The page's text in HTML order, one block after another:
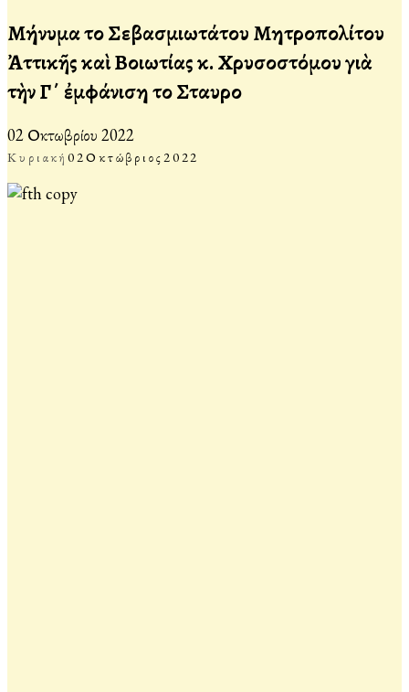
Μήνυμα τοῦ Σεβασμιωτάτου Μητροπολίτου
Ἀττικῆς καὶ Βοιωτίας κ. Χρυσοστόμου γιὰ
τὴν Γ΄ ἐμφάνιση τοῦ Σταυροῦ
02 Οκτωβρίου 2022
Κυριακή02Οκτώβριος2022